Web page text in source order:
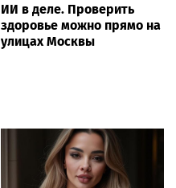
ИИ в деле. Проверить
здоровье можно прямо на
улицах Москвы